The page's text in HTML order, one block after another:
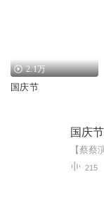
2.1万
国庆节
国庆
215